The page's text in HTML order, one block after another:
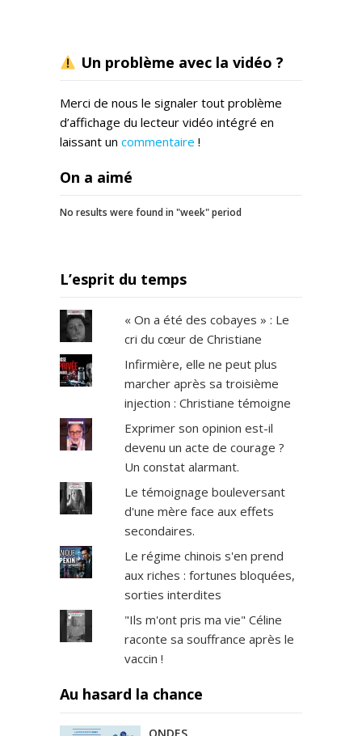
Un problème avec la vidéo ?
Merci de nous le signaler tout problème
d’affichage du lecteur vidéo intégré en
laissant un commentaire !
On a aimé
No results were found in "week" period
L’esprit du temps
« On a été des cobayes » : Le
cri du cœur de Christiane
Infirmière, elle ne peut plus
marcher après sa troisième
injection : Christiane témoigne
Exprimer son opinion est-il
devenu un acte de courage ?
Un constat alarmant.
Le témoignage bouleversant
d'une mère face aux effets
secondaires.
Le régime chinois s'en prend
aux riches : fortunes bloquées,
sorties interdites
"Ils m'ont pris ma vie" Céline
raconte sa souffrance après le
vaccin !
Au hasard la chance